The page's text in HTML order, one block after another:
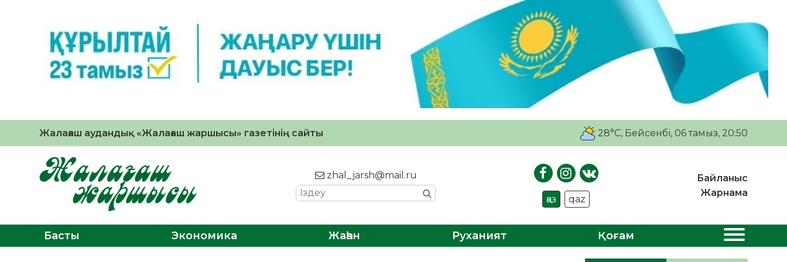
Жалағаш аудандық «Жалағаш жаршысы» газетінің сайты 28°C, Бейсенбі, 06 тамыз, 20:50
zhal_jarsh@mail.ru
қаз qaz
Байланыс
Жарнама
Басты Экономика Жаһан Руханият Қоғам